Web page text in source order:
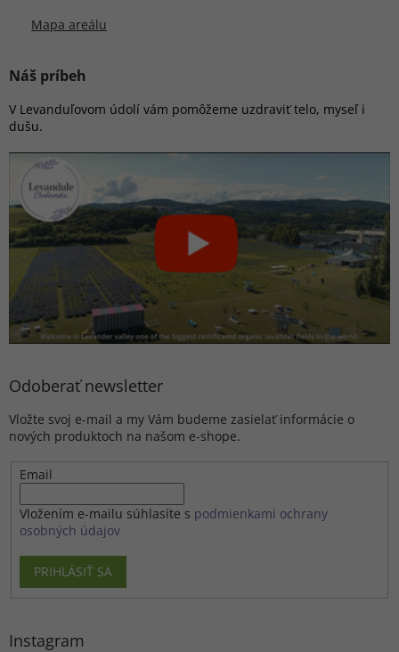
Mapa areálu
Náš príbeh
V Levanduľovom údolí vám pomôžeme uzdraviť telo, myseľ i
dušu.
Odoberať newsletter
Vložte svoj e-mail a my Vám budeme zasielať informácie o
nových produktoch na našom e-shope.
Email
Vložením e-mailu súhlasíte s podmienkami ochrany
osobných údajov
PRIHLÁSIŤ SA
Instagram